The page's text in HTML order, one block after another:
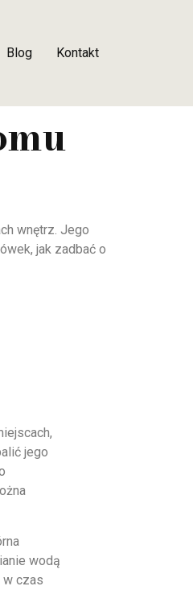
Blog Kontakt
wnętrz. Jego
jak zadbać o
jego
wodą
w czas